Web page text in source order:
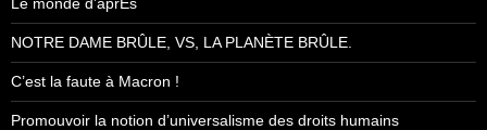
NOTRE DAME BRÛLE, VS, LA PLANÈTE BRÛLE.
C’est la faute à Macron !
Promouvoir la notion d’universalisme des droits humains